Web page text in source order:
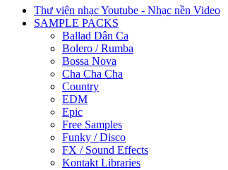
Thư viện nhạc Youtube - Nhạc nền Video
SAMPLE PACKS
Ballad Dân Ca
Bolero / Rumba
Bossa Nova
Cha Cha Cha
Country
EDM
Epic
Free Samples
Funky / Disco
FX / Sound Effects
Kontakt Libraries